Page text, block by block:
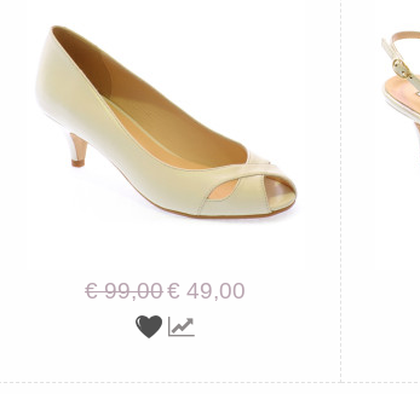
€ 99,00€ 49,00